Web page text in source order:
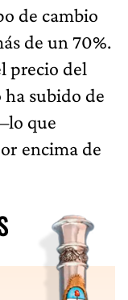
de cambio
de un 70%.
precio del
subido de
que
encima de